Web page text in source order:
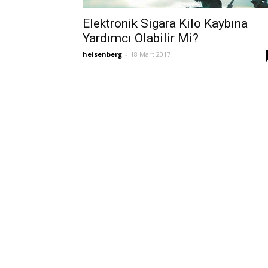
Elektronik Sigara Kilo Kaybına
Yardımcı Olabilir Mi?
heisenberg - 18 Mart 2017